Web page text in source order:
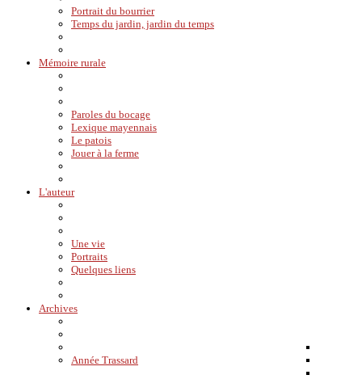
Portrait du bourrier
Temps du jardin, jardin du temps
Mémoire rurale
Paroles du bocage
Lexique mayennais
Le patois
Jouer à la ferme
L'auteur
Une vie
Portraits
Quelques liens
Archives
Année Trassard